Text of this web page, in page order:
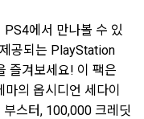
에서 만나볼 수 있
공되는 PlayStation
즐겨보세요! 이 팩은
의 옵시디언 세다이
스터, 100,000 크레딧